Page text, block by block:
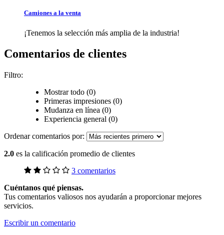
Camiones a la venta
¡Tenemos la selección más amplia de la industria!
Comentarios de clientes
Filtro:
Mostrar todo (0)
Primeras impresiones (0)
Mudanza en línea (0)
Experiencia general (0)
Ordenar comentarios por:
2.0 es la calificación promedio de clientes
3 comentarios
Cuéntanos qué piensas.
Tus comentarios valiosos nos ayudarán a proporcionar mejores
servicios.
Escribir un comentario